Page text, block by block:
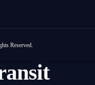
Reserved.